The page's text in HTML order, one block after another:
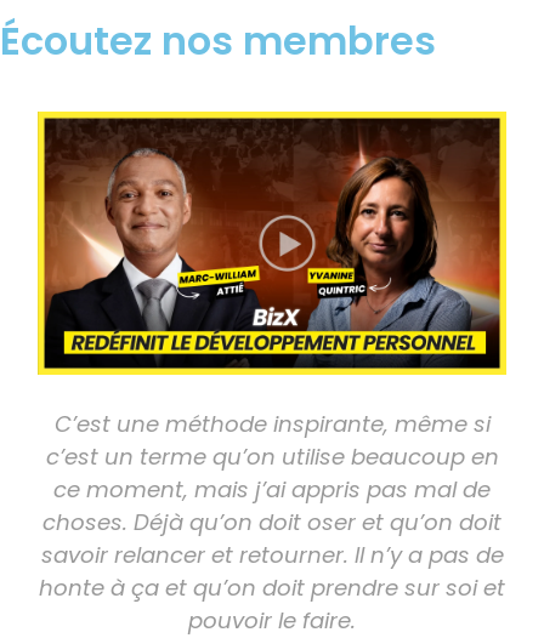
Écoutez nos membres
C’est une méthode inspirante, même si
c’est un terme qu’on utilise beaucoup en
ce moment, mais j’ai appris pas mal de
choses. Déjà qu’on doit oser et qu’on doit
savoir relancer et retourner. Il n’y a pas de
honte à ça et qu’on doit prendre sur soi et
pouvoir le faire.